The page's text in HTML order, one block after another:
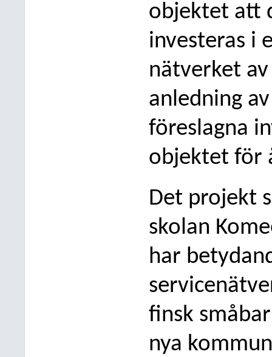
objektet att
investeras i
nätverket
anledning
föreslagna
objektet för
Det projekt
skolan
har
finsk
nya